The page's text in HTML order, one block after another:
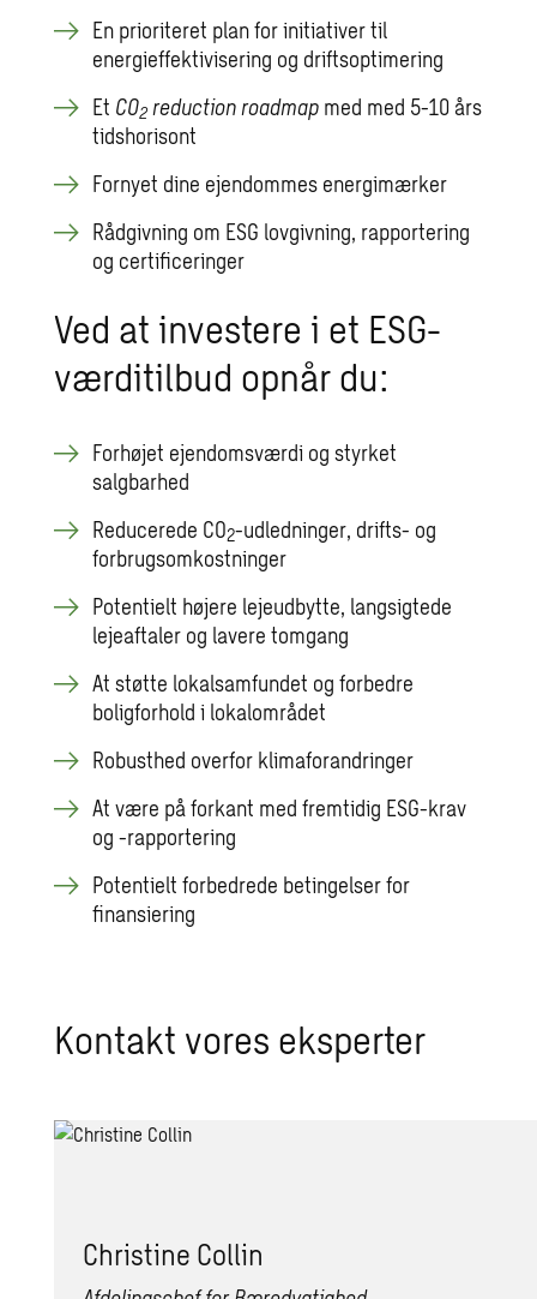
En prioriteret plan for initiativer til
energieffektivisering og driftsoptimering
Et CO2reduction roadmap med med 5-10 års
tidshorisont
Fornyet dine ejendommes energimærker
Rådgivning om ESG lovgivning, rapportering
og certificeringer
Ved at investere i et ESG-
værditilbud opnår du:
Forhøjet ejendomsværdi og styrket
salgbarhed
Reducerede CO2-udledninger, drifts- og
forbrugsomkostninger
Potentielt højere lejeudbytte, langsigtede
lejeaftaler og lavere tomgang
At støtte lokalsamfundet og forbedre
boligforhold i lokalområdet
Robusthed overfor klimaforandringer
At være på forkant med fremtidig ESG-krav
og -rapportering
Potentielt forbedrede betingelser for
finansiering
Kontakt vores eksperter
Chri­sti­ne Col­lin